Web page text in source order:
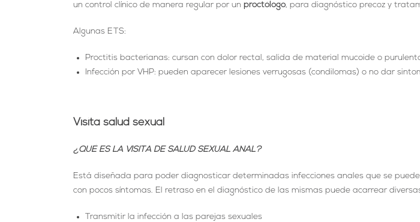
un control clínico de manera regular por un proctólogo, para diagnóstico precoz y
Algunas ETS:
Proctitis bacterianas: cursan con dolor rectal, salida de material mucoide o
Infección por VHP: pueden aparecer lesiones verrugosas (condilomas) o no dar
Visita salud sexual
¿QUÉ ES LA VISITA DE SALUD SEXUAL ANAL?
Está diseñada para poder diagnosticar determinadas infecciones anales que se
con pocos síntomas. El retraso en el diagnóstico de las mismas puede acarrear
Transmitir la infección a las parejas sexuales